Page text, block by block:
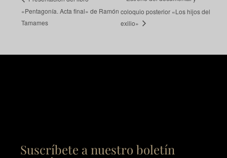
«Pentagonía. Acta final» de Ramón
Tamames
coloquio posterior «Los hijos del
exilio»
Suscríbete a nuestro boletín